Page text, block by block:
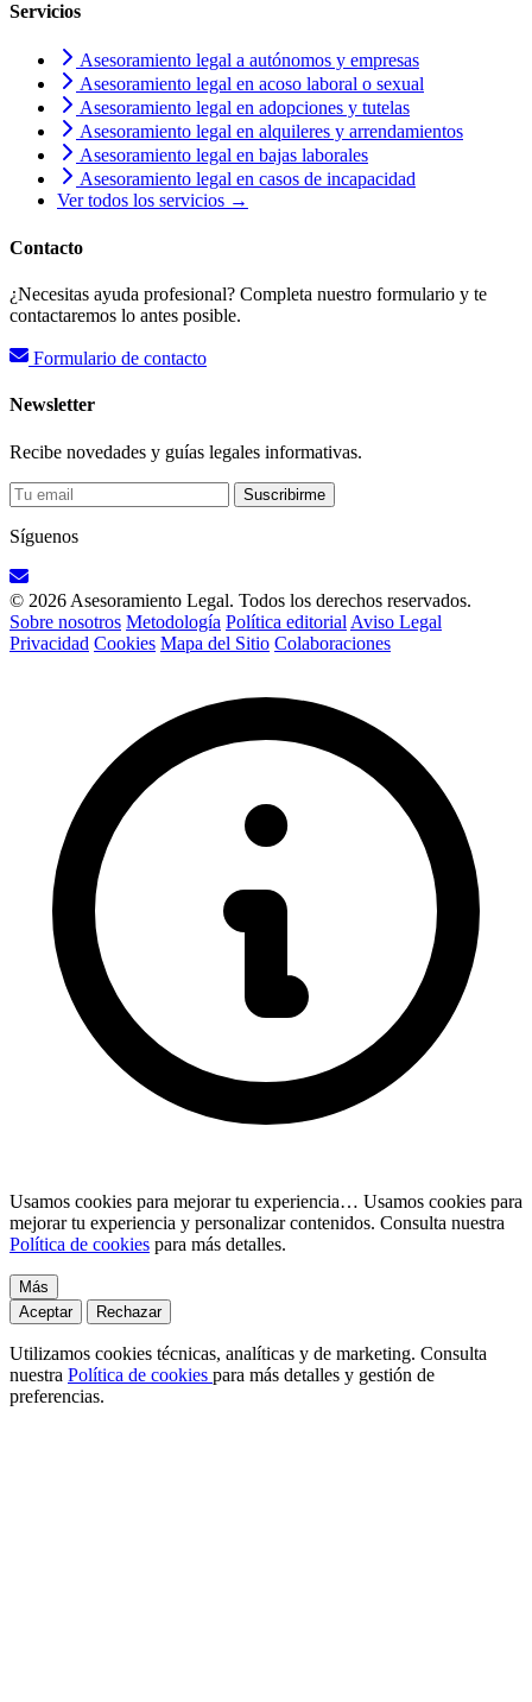
Servicios
Asesoramiento legal a autónomos y empresas
Asesoramiento legal en acoso laboral o sexual
Asesoramiento legal en adopciones y tutelas
Asesoramiento legal en alquileres y arrendamientos
Asesoramiento legal en bajas laborales
Asesoramiento legal en casos de incapacidad
Ver todos los servicios →
Contacto
¿Necesitas ayuda profesional? Completa nuestro formulario y te
contactaremos lo antes posible.
Formulario de contacto
Newsletter
Recibe novedades y guías legales informativas.
Suscribirme
Síguenos
© 2026 Asesoramiento Legal. Todos los derechos reservados.
Sobre nosotros Metodología Política editorial Aviso Legal
Privacidad Cookies Mapa del Sitio Colaboraciones
Usamos cookies para mejorar tu experiencia… Usamos cookies para
mejorar tu experiencia y personalizar contenidos. Consulta nuestra
Política de cookies para más detalles.
Más
Aceptar
Rechazar
Utilizamos cookies técnicas, analíticas y de marketing. Consulta
nuestra Política de cookies para más detalles y gestión de
preferencias.